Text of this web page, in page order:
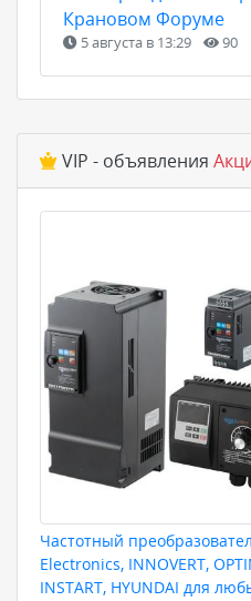
Крановом Форуме
5 августа в 13:29 90
VIP - объявления
Частотный
Electronics, INNOVERT,
INSTART, HYUNDAI для